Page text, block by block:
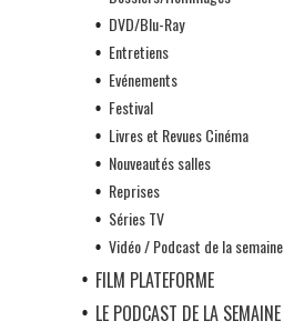
DVD/Blu-Ray
Entretiens
Evénements
Festival
Livres et Revues Cinéma
Nouveautés salles
Reprises
Séries TV
Vidéo / Podcast de la semaine
FILM PLATEFORME
LE PODCAST DE LA SEMAINE